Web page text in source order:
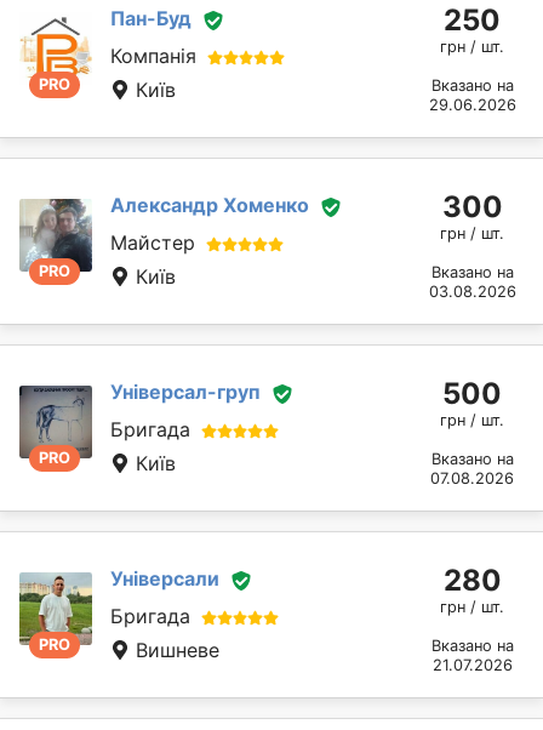
PRO
Пан-Буд
Компанія
Київ
250
грн / шт.
Вказано на
29.06.2026
PRO
Александр Хоменко
Майстер
Київ
300
грн / шт.
Вказано на
03.08.2026
PRO
Універсал-груп
Бригада
Київ
500
грн / шт.
Вказано на
07.08.2026
PRO
Універсали
Бригада
Вишневе
280
грн / шт.
Вказано на
21.07.2026